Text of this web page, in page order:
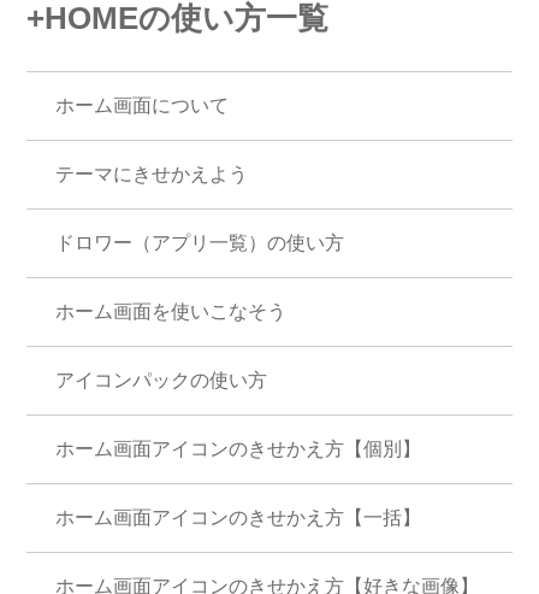
+HOMEの使い方一覧
ホーム画面について
テーマにきせかえよう
ドロワー（アプリ一覧）の使い方
ホーム画面を使いこなそう
アイコンパックの使い方
ホーム画面アイコンのきせかえ方【個別】
ホーム画面アイコンのきせかえ方【一括】
ホーム画面アイコンのきせかえ方【好きな画像】